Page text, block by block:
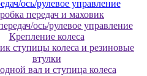
ось/рулевое управление
передач и маховик
ось/рулевое управление
Крепление колеса
ступицы колеса и резиновые
втулки
вал и ступица колеса